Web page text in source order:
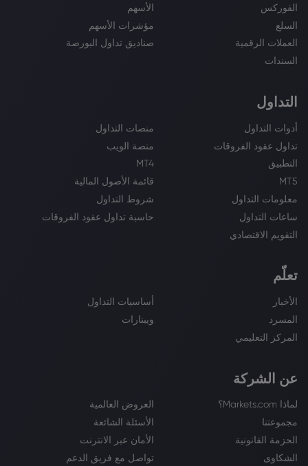
الفوركس
الأسهم
السلع
مؤشرات الأسهم
العملات الرقمية
صناديق تداول البورصة
السندات
التداول
أدوات التداول
منصات التداول
تداول عقود الفروقات
منصة الويب
التطبيق
MT4
MT5
قائمة الأصول المالية
معلومات التداول
شروط التداول
ساعات التداول
حاسبة تداول عقود الفروقات
التقويم الاقتصادي
تعلّم
الأخبار
أساسيات التداول
المسرد
ويبنارات
المركز التعليمي
عن الشركة
لماذا Markets.com؟
العروض العالمية
مجموعتنا
الأسئلة الشائعة
الحزمة القانونية
الأمان عبر الانترنت
الشكاوى
تواصل مع فريق الدعم